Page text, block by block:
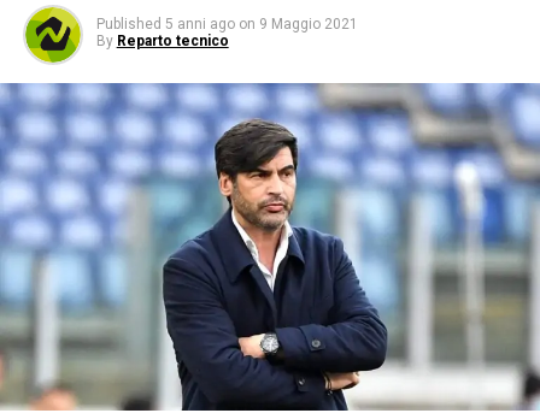
Published 5 anni ago on 9 Maggio 2021
By Reparto tecnico